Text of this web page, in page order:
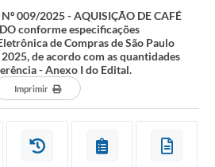
009/2025 - AQUISIÇÃO DE CAFÉ
conforme especificações
de Compras de São Paulo
de acordo com as quantidades
- Anexo I do Edital.
Imprimir